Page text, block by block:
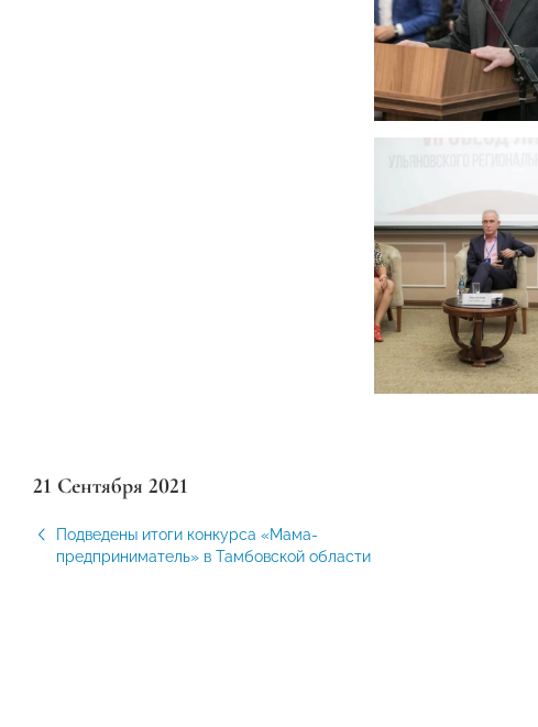
21 Сентября 2021
Подведены итоги конкурса «Мама-
предприниматель» в Тамбовской области